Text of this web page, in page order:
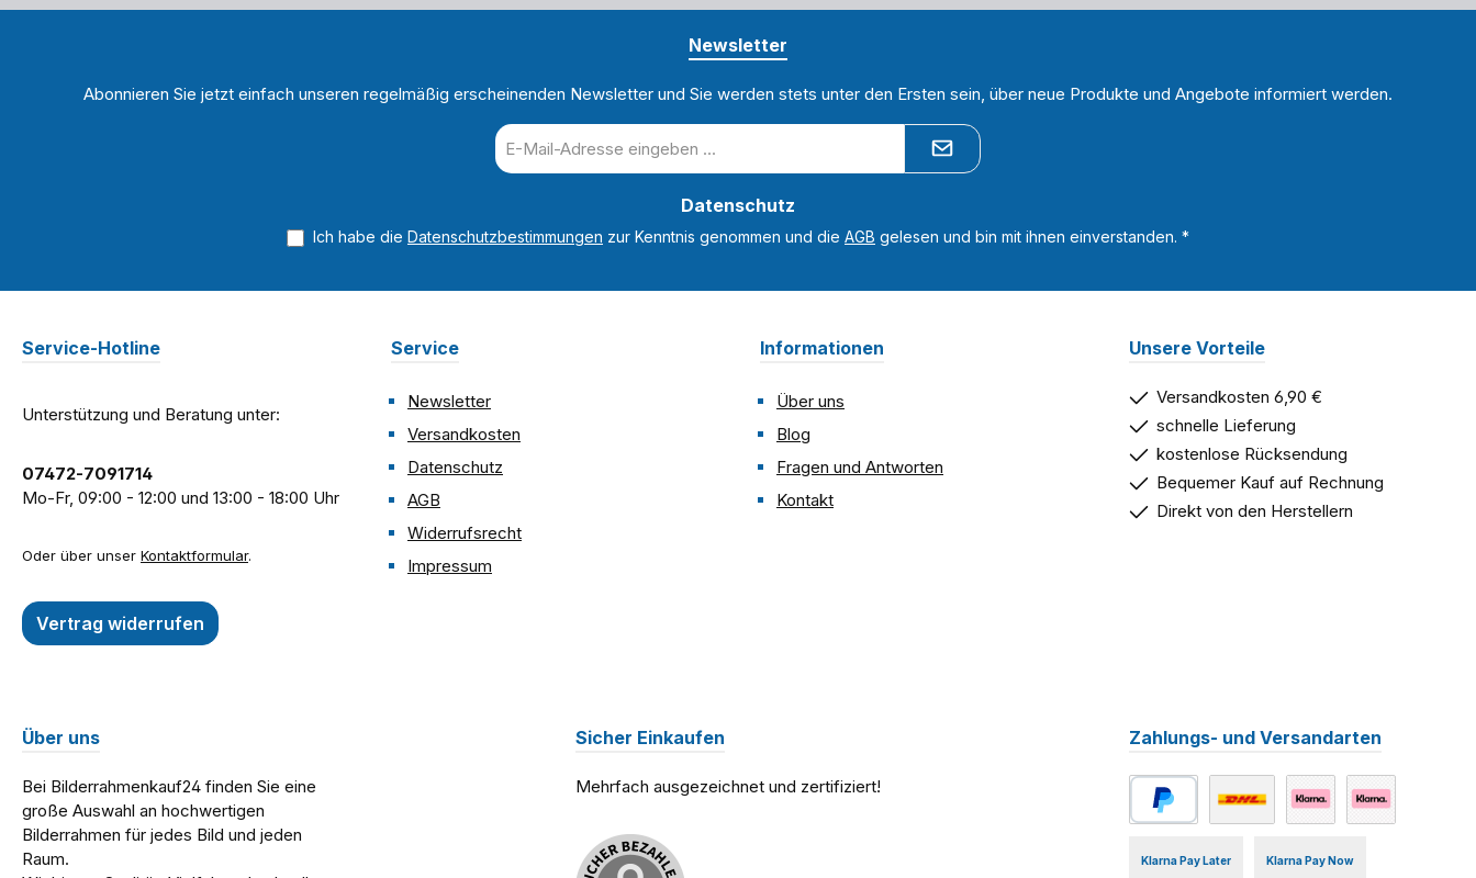
Newsletter
Abonnieren Sie jetzt einfach unseren regelmäßig erscheinenden Newsletter und Sie werden stets unter den Ersten sein, über neue Produkte und Angebote informiert werden.
E-
Mail-
Datenschutz
Ich habe die Datenschutzbestimmungen zur Kenntnis genommen und die AGB gelesen und bin mit ihnen einverstanden. *
Service-Hotline
Unterstützung und Beratung unter:
07472-7091714
Mo-Fr, 09:00 - 12:00 und 13:00 - 18:00 Uhr
Oder über unser Kontaktformular.
Vertrag widerrufen
Service
Newsletter
Versandkosten
Datenschutz
AGB
Widerrufsrecht
Impressum
Informationen
Über uns
Blog
Fragen und Antworten
Kontakt
Unsere Vorteile
Versandkosten 6,90 €
schnelle Lieferung
kostenlose Rücksendung
Bequemer Kauf auf Rechnung
Direkt von den Herstellern
Über uns
Bei Bilderrahmenkauf24 finden Sie eine
große Auswahl an hochwertigen
Bilderrahmen für jedes Bild und jeden
Raum.
Sicher Einkaufen
Mehrfach ausgezeichnet und zertifiziert!
Zahlungs- und Versandarten
Klarna Pay Later Klarna Pay Now